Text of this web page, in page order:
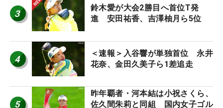
3
鈴木愛が大会2勝目へ首位T発
進 安田祐香、吉澤柚月ら5位
4
＜速報＞入谷響が単独首位 永井
花奈、金田久美子ら1差追走
5
昨年覇者・河本結は小祝さくら、
佐久間朱莉と同組 国内女子ゴル